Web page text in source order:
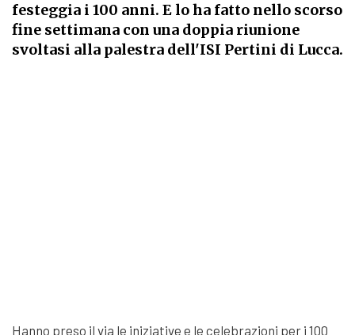
festeggia i 100 anni. E lo ha fatto nello scorso
fine settimana con una doppia riunione
svoltasi alla palestra dell'ISI Pertini di Lucca.
Hanno preso il via le iniziative e le celebrazioni per i 100